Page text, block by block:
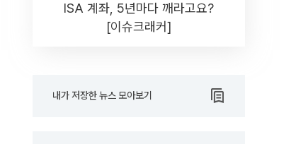
ISA 계좌, 5년마다 깨라고요?
[이슈크래커]
내가 저장한 뉴스 모아보기